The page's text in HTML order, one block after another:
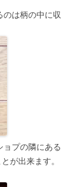
のは柄の中に収
プの隣にある
が出来ます。